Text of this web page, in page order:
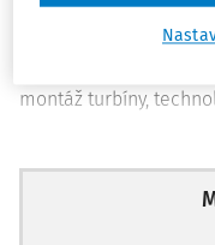
ktoré vydalo
inštalačné práce
montáž turbíny,